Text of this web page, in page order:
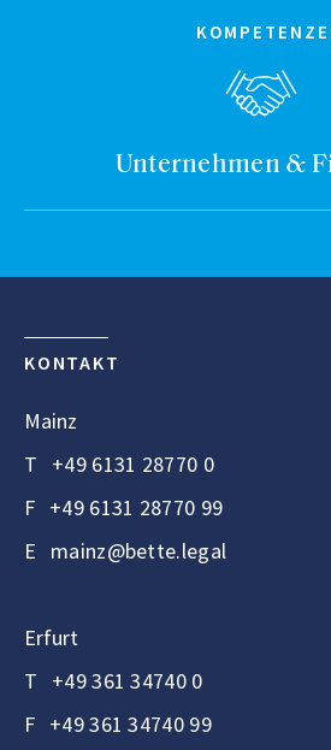
Unternehmen &
KONTAKT
Mainz
T +49 6131 28770 0
F +49 6131 28770 99
E mainz@bette.legal
Erfurt
T +49 361 34740 0
F +49 361 34740 99